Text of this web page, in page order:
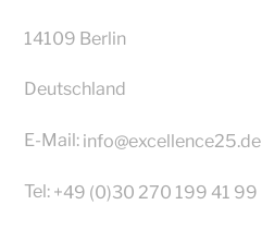
14109 Berlin
Deutschland
E-Mail: info@excellence25.de
Tel: +49 (0)30 270 199 41 99